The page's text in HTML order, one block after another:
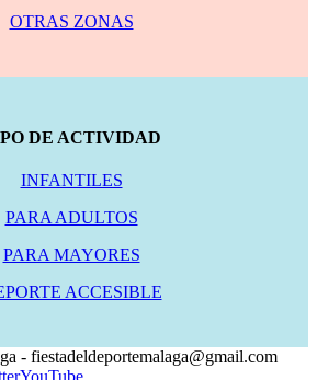
OTRAS ZONAS
DE ACTIVIDAD
INFANTILES
PARA ADULTOS
PARA MAYORES
ACCESIBLE
- fiestadeldeportemalaga@gmail.com
YouTube